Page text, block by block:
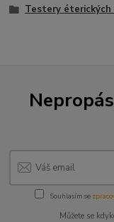
Testery éterických
Souhlasím se
Můžete se